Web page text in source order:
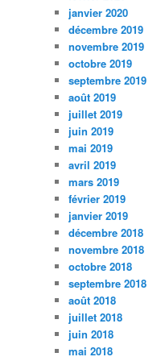
janvier 2020
décembre 2019
novembre 2019
octobre 2019
septembre 2019
août 2019
juillet 2019
juin 2019
mai 2019
avril 2019
mars 2019
février 2019
janvier 2019
décembre 2018
novembre 2018
octobre 2018
septembre 2018
août 2018
juillet 2018
juin 2018
mai 2018